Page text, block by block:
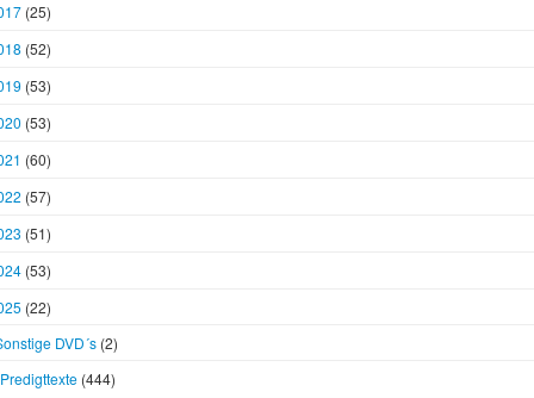
(25)
(52)
(53)
(53)
(60)
(57)
(51)
(53)
(22)
DVD´s (2)
Predigttexte (444)